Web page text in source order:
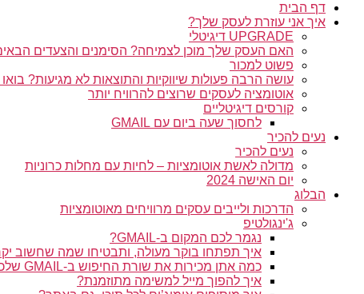
דף הבית
איך אני עוזרת לעסק שלך?
UPGRADE דיגיטלי
האם העסק שלך מוכן לצמיחה? הסימנים והצעדים
פשוט למכור
עושה הרבה פעולות שיווקיות והתוצאות לא מגיעות?
אוטומציה לעסקים שרוצים להרוויח יותר
קורסים דיגיטליים
לחסוך שעה ביום עם GMAIL
נעים להכיר
נעים להכיר
מדולה לאשת אוטומציות – לחיות עם מחלות כרוניות
יום האישה 2024
הבלוג
הדרכות ולייבים עסקים מרוויחים מאוטומציות
ג'ינגולטיפ
נגמר לכם המקום ב-GMAIL?
איך תפתחו בוקר מעולה, ותבטיחו שמה שחשוב
כמה אתן מכירות את שורת החיפוש ב-GMAIL שלכן?
איך להפוך מייל למשימה מתוזמנת?